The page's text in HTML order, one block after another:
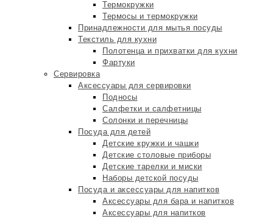
Термокружки
Термосы и термокружки
Принадлежности для мытья посуды
Текстиль для кухни
Полотенца и прихватки для кухни
Фартуки
Сервировка
Аксессуары для сервировки
Подносы
Салфетки и салфетницы
Солонки и перечницы
Посуда для детей
Детские кружки и чашки
Детские столовые приборы
Детские тарелки и миски
Наборы детской посуды
Посуда и аксессуары для напитков
Аксессуары для бара и напитков
Аксессуары для напитков